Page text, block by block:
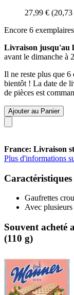
27,99 €
Encore 6
Livraison jusqu'au
avant le dimanche à
Il ne reste plus que
bientôt ! La date de
de pièces est
Ajouter au Panier
France: Livraison
Plus d'informations
Gaufrettes
Avec plusieurs
Souvent acheté
(110 g)